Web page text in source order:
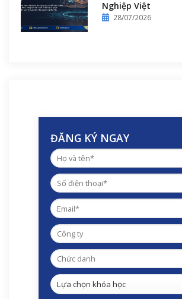
Nghiệp Việt
28/07/2026
ĐĂNG KÝ NGAY